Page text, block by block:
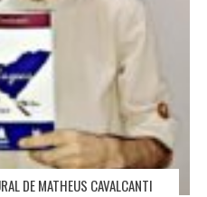
DE MATHEUS CAVALCANTI